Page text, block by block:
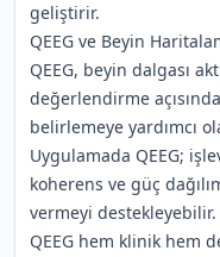
geliştirir.
QEEG ve Beyin
QEEG, beyin dalgası
değerlendirme
belirlemeye yardımcı
Uygulamada QEEG;
koherens ve güç
vermeyi destekleyebilir.
QEEG hem klinik hem